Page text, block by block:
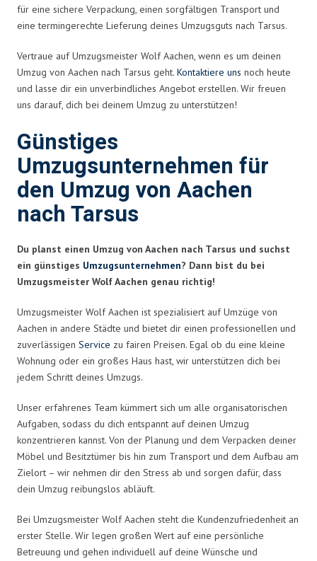
für eine sichere Verpackung, einen sorgfältigen Transport und
eine termingerechte Lieferung deines Umzugsguts nach Tarsus.
Vertraue auf Umzugsmeister Wolf Aachen, wenn es um deinen
Umzug von Aachen nach Tarsus geht. Kontaktiere uns noch heute
und lasse dir ein unverbindliches Angebot erstellen. Wir freuen
uns darauf, dich bei deinem Umzug zu unterstützen!
Günstiges
Umzugsunternehmen für
den Umzug von Aachen
nach Tarsus
Du planst einen Umzug von Aachen nach Tarsus und suchst
ein günstiges Umzugsunternehmen? Dann bist du bei
Umzugsmeister Wolf Aachen genau richtig!
Umzugsmeister Wolf Aachen ist spezialisiert auf Umzüge von
Aachen in andere Städte und bietet dir einen professionellen und
zuverlässigen Service zu fairen Preisen. Egal ob du eine kleine
Wohnung oder ein großes Haus hast, wir unterstützen dich bei
jedem Schritt deines Umzugs.
Unser erfahrenes Team kümmert sich um alle organisatorischen
Aufgaben, sodass du dich entspannt auf deinen Umzug
konzentrieren kannst. Von der Planung und dem Verpacken deiner
Möbel und Besitztümer bis hin zum Transport und dem Aufbau am
Zielort – wir nehmen dir den Stress ab und sorgen dafür, dass
dein Umzug reibungslos abläuft.
Bei Umzugsmeister Wolf Aachen steht die Kundenzufriedenheit an
erster Stelle. Wir legen großen Wert auf eine persönliche
Betreuung und gehen individuell auf deine Wünsche und